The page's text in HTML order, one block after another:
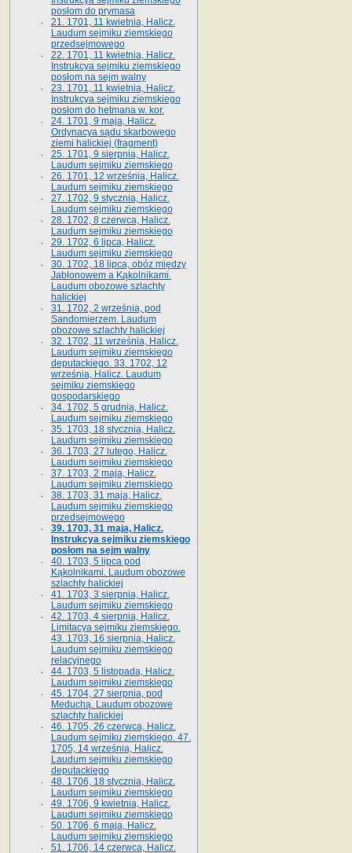
posłom do prymasa
21. 1701, 11 kwietnia, Halicz.
Laudum sejmiku ziemskiego
przedsejmowego
22. 1701, 11 kwietnia, Halicz.
Instrukcya sejmiku ziemskiego
posłom na sejm walny
23. 1701, 11 kwietnia, Halicz.
Instrukcya sejmiku ziemskiego
posłom do hetmana w. kor.
24. 1701, 9 maja, Halicz.
Ordynacya sądu skarbowego
ziemi halickiej (fragment)
25. 1701, 9 sierpnia, Halicz.
Laudum sejmiku ziemskiego
26. 1701, 12 września, Halicz.
Laudum sejmiku ziemskiego
27. 1702, 9 stycznia, Halicz.
Laudum sejmiku ziemskiego
28. 1702, 8 czerwca, Halicz.
Laudum sejmiku ziemskiego
29. 1702, 6 lipca, Halicz.
Laudum sejmiku ziemskiego
30. 1702, 18 lipca, obóz między
Jabłonowem a Kąkolnikami.
Laudum obozowe szlachty
halickiej
31. 1702, 2 września, pod
Sandomierzem. Laudum
obozowe szlachty halickiej
32. 1702, 11 września, Halicz.
Laudum sejmiku ziemskiego
deputackiego. 33. 1702, 12
września, Halicz. Laudum
sejmiku ziemskiego
gospodarskiego
34. 1702, 5 grudnia, Halicz.
Laudum sejmiku ziemskiego
35. 1703, 18 stycznia, Halicz.
Laudum sejmiku ziemskiego
36. 1703, 27 lutego, Halicz.
Laudum sejmiku ziemskiego
37. 1703, 2 maja, Halicz.
Laudum sejmiku ziemskiego
38. 1703, 31 maja, Halicz.
Laudum sejmiku ziemskiego
przedsejmowego
39. 1703, 31 maja, Halicz.
Instrukcya sejmiku ziemskiego
posłom na sejm walny
40. 1703, 5 lipca pod
Kąkolnikami. Laudum obozowe
szlachty halickiej
41­. 1703, 3 sierpnia, Halicz.
Laudum sejmiku ziemskiego
42. 1703, 4 sierpnia, Halicz.
Limitacya sejmiku ziemskiego.
43. 1703, 16 sierpnia, Halicz.
Laudum sejmiku ziemskiego
relacyjnego
44. 1703, 5 listopada, Halicz.
Laudum sejmiku ziemskiego
45. 1704, 27 sierpnia, pod
Meduchą. Laudum obozowe
szlachty halickiej
46. 1705, 26 czerwca, Halicz.
Laudum sejmiku ziemskiego. 47.
1705, 14 września, Halicz.
Laudum sejmiku ziemskiego
deputackiego
48. 1706, 18 stycznia, Halicz.
Laudum sejmiku ziemskiego
49. 1706, 9 kwietnia, Halicz.
Laudum sejmiku ziemskiego
50. 1706, 6 maja, Halicz.
Laudum sejmiku ziemskiego
51. 1706, 14 czerwca, Halicz.